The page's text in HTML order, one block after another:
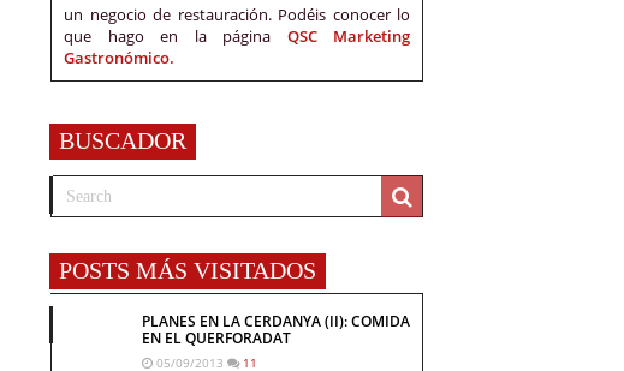
un negocio de restauración. Podéis conocer lo
que hago en la página QSC Marketing
Gastronómico.
BUSCADOR
POSTS MÁS VISITADOS
PLANES EN LA CERDANYA (II): COMIDA
EN EL QUERFORADAT
05/09/2013 11